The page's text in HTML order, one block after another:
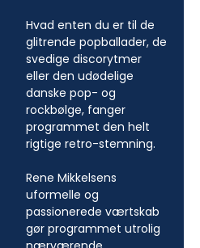
Hvad enten du er til de
glitrende popballader, de
svedige discorytmer
eller den udødelige
danske pop- og
rockbølge, fanger
programmet den helt
rigtige retro-stemning.
Rene Mikkelsens
uformelle og
passionerede værtskab
gør programmet utrolig